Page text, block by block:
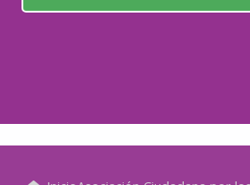
Volver a la navegación principal